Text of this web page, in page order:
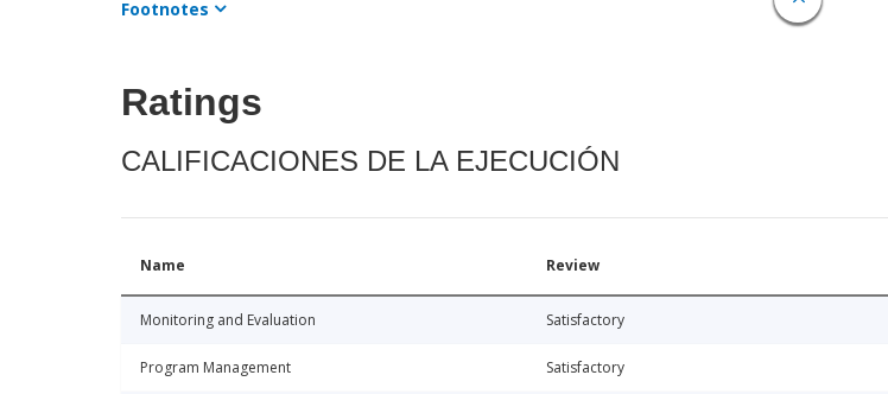
Footnotes
Ratings
CALIFICACIONES DE LA EJECUCIÓN
Name Review
Monitoring and Evaluation Satisfactory
Program Management Satisfactory